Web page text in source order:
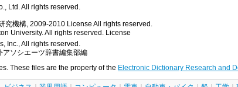
Ltd. All rights reserved.
究機構, 2009-2010 License All rights reserved.
University. All rights reserved. License
Inc., All rights reserved.
アソシエーツ辞書編集部編
These files are the property of the Electronic Dictionary Research and